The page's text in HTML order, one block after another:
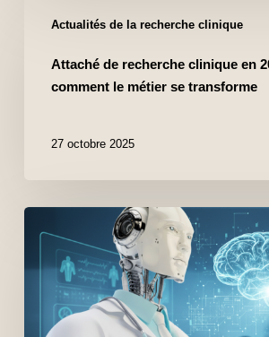
Actualités de la recherche clinique
Attaché de recherche clinique en
comment le métier se transforme
27 octobre 2025